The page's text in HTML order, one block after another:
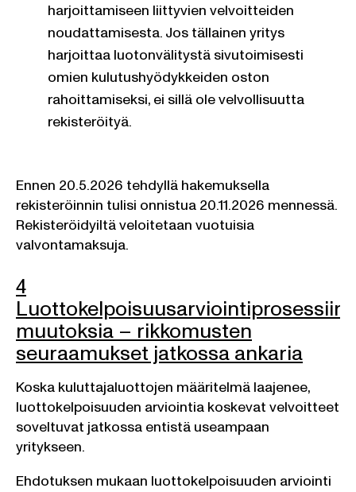
harjoittamiseen liittyvien velvoitteiden
noudattamisesta. Jos tällainen yritys
harjoittaa luotonvälitystä sivutoimisesti
omien kulutushyödykkeiden oston
rahoittamiseksi, ei sillä ole velvollisuutta
rekisteröityä.
Ennen 20.5.2026 tehdyllä hakemuksella
rekisteröinnin tulisi onnistua 20.11.2026 mennessä.
Rekisteröidyiltä veloitetaan vuotuisia
valvontamaksuja.
4
Luottokelpoisuusarviointiprosessiin
muutoksia – rikkomusten
seuraamukset jatkossa ankaria
Koska kuluttajaluottojen määritelmä laajenee,
luottokelpoisuuden arviointia koskevat velvoitteet
soveltuvat jatkossa entistä useampaan
yritykseen.
Ehdotuksen mukaan luottokelpoisuuden arviointi